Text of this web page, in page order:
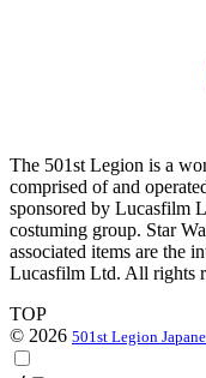
The 501st Legion is a
comprised of and
sponsored by Lucasfilm
costuming group. Star
associated items are
Lucasfilm Ltd. All rights
TOP
© 2026 501st Legion